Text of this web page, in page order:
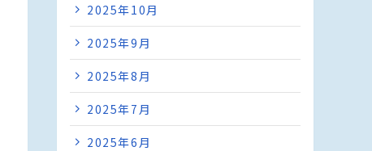
2025年10月
2025年9月
2025年8月
2025年7月
2025年6月